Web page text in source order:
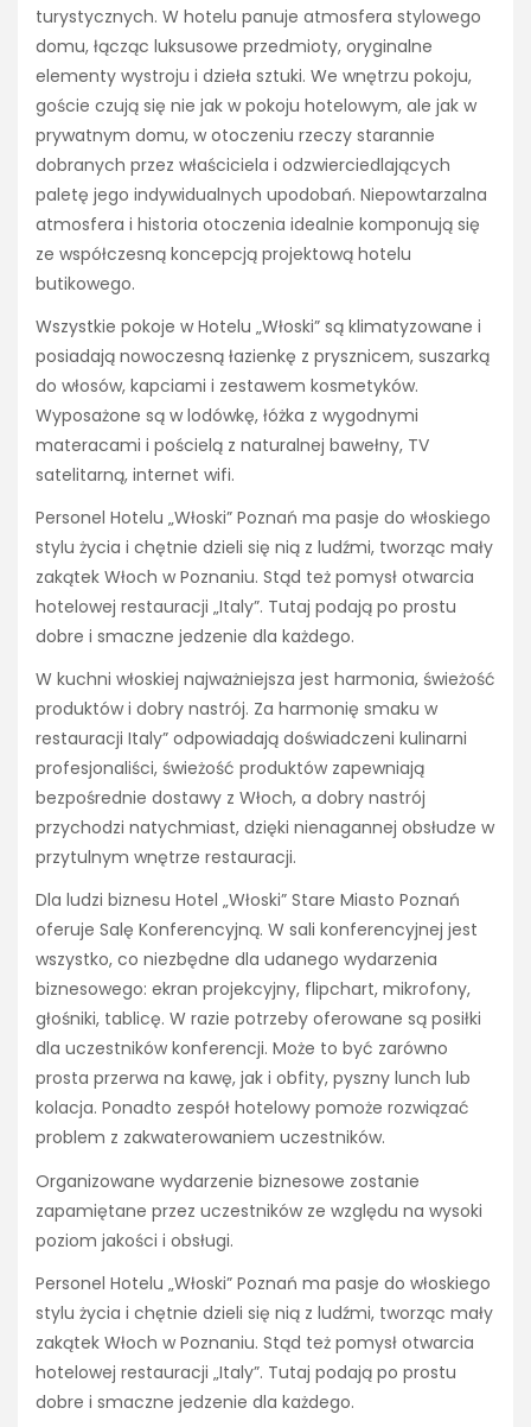
turystycznych. W hotelu panuje atmosfera stylowego
domu, łącząc luksusowe przedmioty, oryginalne
elementy wystroju i dzieła sztuki. We wnętrzu pokoju,
goście czują się nie jak w pokoju hotelowym, ale jak w
prywatnym domu, w otoczeniu rzeczy starannie
dobranych przez właściciela i odzwierciedlających
paletę jego indywidualnych upodobań. Niepowtarzalna
atmosfera i historia otoczenia idealnie komponują się
ze współczesną koncepcją projektową hotelu
butikowego.
Wszystkie pokoje w Hotelu „Włoski” są klimatyzowane i
posiadają nowoczesną łazienkę z prysznicem, suszarką
do włosów, kapciami i zestawem kosmetyków.
Wyposażone są w lodówkę, łóżka z wygodnymi
materacami i pościelą z naturalnej bawełny, TV
satelitarną, internet wifi.
Personel Hotelu „Włoski” Poznań ma pasje do włoskiego
stylu życia i chętnie dzieli się nią z ludźmi, tworząc mały
zakątek Włoch w Poznaniu. Stąd też pomysł otwarcia
hotelowej restauracji „Italy”. Tutaj podają po prostu
dobre i smaczne jedzenie dla każdego.
W kuchni włoskiej najważniejsza jest harmonia, świeżość
produktów i dobry nastrój. Za harmonię smaku w
restauracji Italy” odpowiadają doświadczeni kulinarni
profesjonaliści, świeżość produktów zapewniają
bezpośrednie dostawy z Włoch, a dobry nastrój
przychodzi natychmiast, dzięki nienagannej obsłudze w
przytulnym wnętrze restauracji.
Dla ludzi biznesu Hotel „Włoski” Stare Miasto Poznań
oferuje Salę Konferencyjną. W sali konferencyjnej jest
wszystko, co niezbędne dla udanego wydarzenia
biznesowego: ekran projekcyjny, flipchart, mikrofony,
głośniki, tablicę. W razie potrzeby oferowane są posiłki
dla uczestników konferencji. Może to być zarówno
prosta przerwa na kawę, jak i obfity, pyszny lunch lub
kolacja. Ponadto zespół hotelowy pomoże rozwiązać
problem z zakwaterowaniem uczestników.
Organizowane wydarzenie biznesowe zostanie
zapamiętane przez uczestników ze względu na wysoki
poziom jakości i obsługi.
Personel Hotelu „Włoski” Poznań ma pasje do włoskiego
stylu życia i chętnie dzieli się nią z ludźmi, tworząc mały
zakątek Włoch w Poznaniu. Stąd też pomysł otwarcia
hotelowej restauracji „Italy”. Tutaj podają po prostu
dobre i smaczne jedzenie dla każdego.